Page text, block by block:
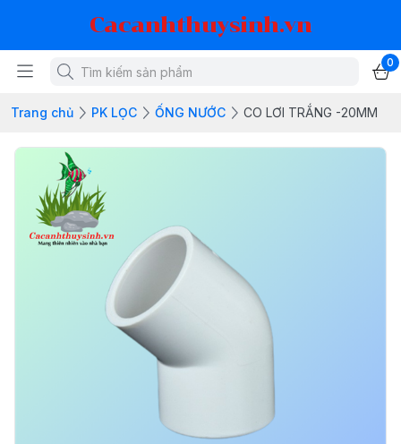
Cacanhthuysinh.vn
0
Trang chủ PK LỌC ỐNG NƯỚC CO LƠI TRẮNG -20MM